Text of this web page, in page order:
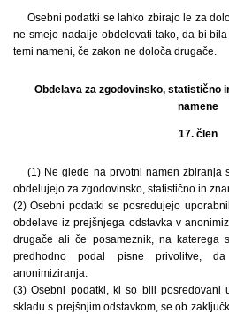
Osebni podatki se lahko zbirajo le za
ne smejo nadalje obdelovati tako, da bi
temi nameni, če zakon ne določa drugače.
Obdelava za zgodovinsko, statistično
namene
17. člen
(1) Ne glede na prvotni namen zbiranja
obdelujejo za zgodovinsko, statistično in
(2) Osebni podatki se posredujejo
obdelave iz prejšnjega odstavka v
drugače ali če posameznik, na katerega
predhodno podal pisne privolitve,
anonimiziranja.
(3) Osebni podatki, ki so bili posredovani
skladu s prejšnjim odstavkom, se ob